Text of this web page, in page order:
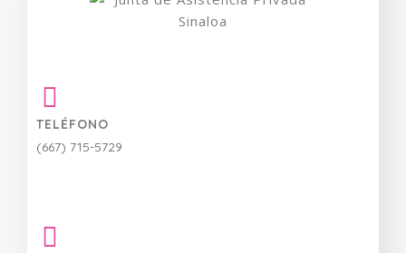
TELÉFONO
(667) 715-5729